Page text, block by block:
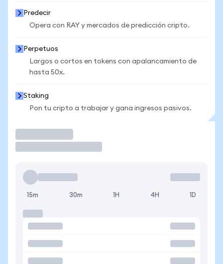
Predecir
Opera con RAY y mercados de predicción cripto.
Perpetuos
Largos o cortos en tokens con apalancamiento de
hasta 50x.
Staking
Pon tu cripto a trabajar y gana ingresos pasivos.
15m 30m 1H 4H 1D